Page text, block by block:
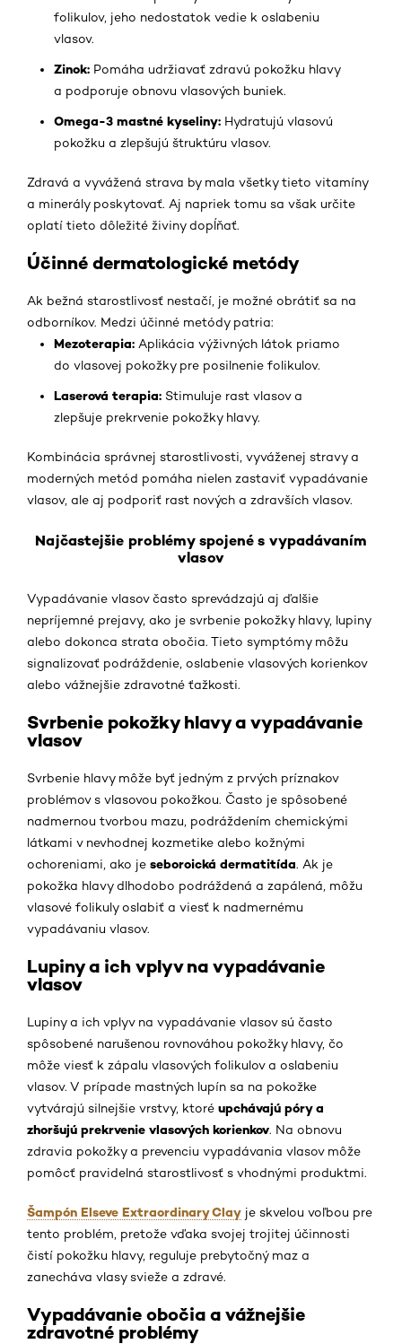
folikulov, jeho nedostatok vedie k oslabeniu
vlasov.
Zinok: Pomáha udržiavať zdravú pokožku hlavy
a podporuje obnovu vlasových buniek.
Omega-3 mastné kyseliny: Hydratujú vlasovú
pokožku a zlepšujú štruktúru vlasov.
Zdravá a vyvážená strava by mala všetky tieto vitamíny
a minerály poskytovať. Aj napriek tomu sa však určite
oplatí tieto dôležité živiny dopĺňať.
Účinné dermatologické metódy
Ak bežná starostlivosť nestačí, je možné obrátiť sa na
odborníkov. Medzi účinné metódy patria:
Mezoterapia: Aplikácia výživných látok priamo
do vlasovej pokožky pre posilnenie folikulov.
Laserová terapia: Stimuluje rast vlasov a
zlepšuje prekrvenie pokožky hlavy.
Kombinácia správnej starostlivosti, vyváženej stravy a
moderných metód pomáha nielen zastaviť vypadávanie
vlasov, ale aj podporiť rast nových a zdravších vlasov.
Najčastejšie problémy spojené s vypadávaním
vlasov
Vypadávanie vlasov často sprevádzajú aj ďalšie
nepríjemné prejavy, ako je svrbenie pokožky hlavy, lupiny
alebo dokonca strata obočia. Tieto symptómy môžu
signalizovať podráždenie, oslabenie vlasových korienkov
alebo vážnejšie zdravotné ťažkosti.
Svrbenie pokožky hlavy a vypadávanie
vlasov
Svrbenie hlavy môže byť jedným z prvých príznakov
problémov s vlasovou pokožkou. Často je spôsobené
nadmernou tvorbou mazu, podráždením chemickými
látkami v nevhodnej kozmetike alebo kožnými
ochoreniami, ako je seboroická dermatitída. Ak je
pokožka hlavy dlhodobo podráždená a zapálená, môžu
vlasové folikuly oslabiť a viesť k nadmernému
vypadávaniu vlasov.
Lupiny a ich vplyv na vypadávanie
vlasov
Lupiny a ich vplyv na vypadávanie vlasov sú často
spôsobené narušenou rovnováhou pokožky hlavy, čo
môže viesť k zápalu vlasových folikulov a oslabeniu
vlasov. V prípade mastných lupín sa na pokožke
vytvárajú silnejšie vrstvy, ktoré upchávajú póry a
zhoršujú prekrvenie vlasových korienkov. Na obnovu
zdravia pokožky a prevenciu vypadávania vlasov môže
pomôcť pravidelná starostlivosť s vhodnými produktmi.
Šampón Elseve Extraordinary Clay je skvelou voľbou pre
tento problém, pretože vďaka svojej trojitej účinnosti
čistí pokožku hlavy, reguluje prebytočný maz a
zanecháva vlasy svieže a zdravé.
Vypadávanie obočia a vážnejšie
zdravotné problémy